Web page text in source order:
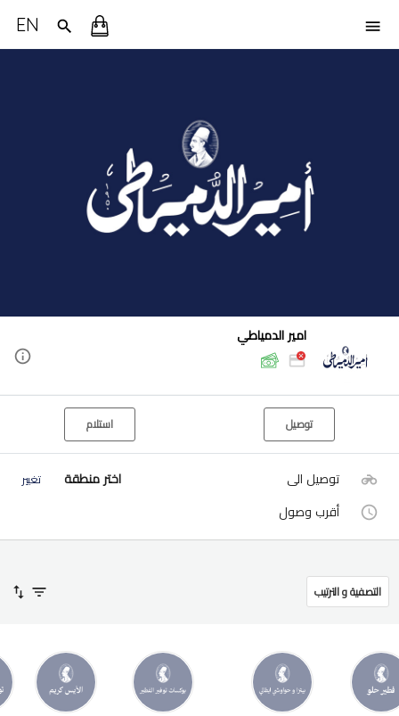
EN
امير الدمياطي
توصيل استلام
توصيل الى اختر منطقة تغيير
أقرب وصول
التصفية و الترتيب